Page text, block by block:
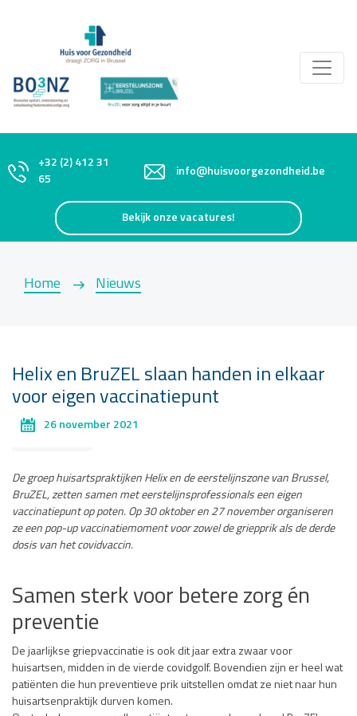
+32 (2) 412 31
65
info@huisvoorgezondheid.be
Bekijk onze vacatures!
Home Nieuws
Helix en BruZEL slaan handen in elkaar
voor eigen vaccinatiepunt
26 november 2021
De groep huisartspraktijken Helix en de eerstelijnszone van Brussel,
BruZEL, zetten samen met eerstelijnsprofessionals een eigen
vaccinatiepunt op poten. Op 30 oktober en 27 november organiseren
ze een pop-up vaccinatiemoment voor zowel de griepprik als de derde
dosis van het covidvaccin.
Samen sterk voor betere zorg én
preventie
De jaarlijkse griepvaccinatie is ook dit jaar extra zwaar voor
huisartsen, midden in de vierde covidgolf. Bovendien zijn er heel wat
patiënten die hun preventieve prik uitstellen omdat ze niet naar hun
huisartsenpraktijk durven komen.